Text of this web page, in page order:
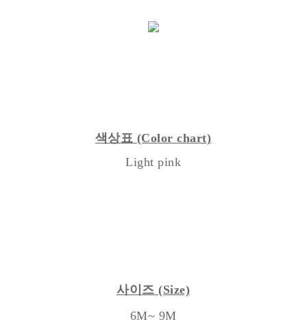
색상표 (Color chart)
Light pink
사이즈 (Size)
6M~ 9M